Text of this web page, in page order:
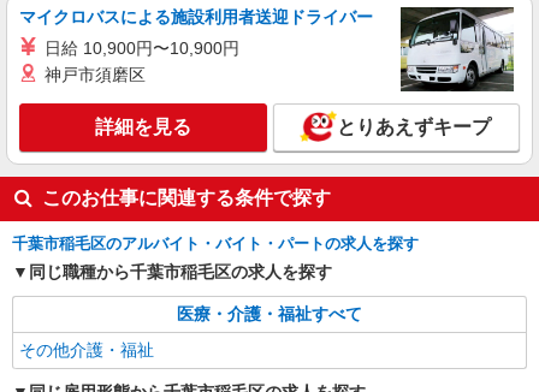
あり
派遣社員
株式会社kotrio /●CB-H-1982999
稲毛駅｜障がい者施設で軽作業の見守りなど＊
未経験歓迎！
時給1500円〜2250円 ＜日払い有/週払い有/交
通費全支給(ガソリン代含む)＞
千葉市稲毛区｜最寄り駅≪稲毛≫
キープ 詳細を見る
株式会社kotrio /●SW-S-2077784
募集＊賞与年2回♪
マイクロバスによる施設利用者送迎ドライバー
日給 10,900円〜10,900円
神戸市須磨区
詳細を見る とりあえずキープ
このお仕事に関連する条件で探す
千葉市稲毛区のアルバイト・バイト・パートの求人を探す
同じ職種から千葉市稲毛区の求人を探す
医療・介護・福祉すべて
その他介護・福祉